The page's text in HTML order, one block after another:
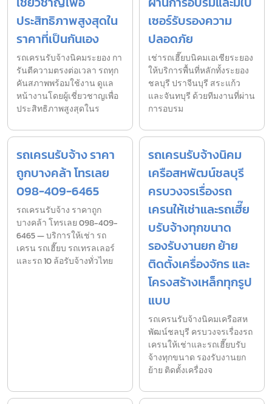
ประสิทธิภาพสูงสุดใน
ราคาที่เป็นกันเอง
รถเครนรับจ้างนิคมระยอง กา
รันตีความตรงต่อเวลา รถทุก
คันสภาพพร้อมใช้งาน ดูแล
หน้างานโดยผู้เชี่ยวชาญเพื่อ
ประสิทธิภาพสูงสุดในร
เซอร์รับรองความ
ปลอดภัย
เช่ารถเฮี๊ยบนิคมเอเชียระยอง
ให้บริการพื้นที่หลักทั้งระยอง
ชลบุรี ปราจีนบุรี สระแก้ว
และจันทบุรี ด้วยทีมงานที่ผ่าน
การอบรม
รถเครนรับจ้าง ราคา
ถูกบางคล้า โทรเลย
098-409-6465
รถเครนรับจ้าง ราคาถูก
บางคล้า โทรเลย 098-409-
6465 — บริการให้เช่า รถ
เครน รถเฮี๊ยบ รถเทรลเลอร์
และรถ 10 ล้อรับจ้างทั่วไทย
รถเครนรับจ้างนิคม
เครือสหพัฒน์ชลบุรี
ครบวงจรเรื่องรถ
เครนให้เช่าและรถเฮี๊ย
บรับจ้างทุกขนาด
รองรับงานยก ย้าย
ติดตั้งเครื่องจักร และ
โครงสร้างเหล็กทุกรูป
แบบ
รถเครนรับจ้างนิคมเครือสห
พัฒน์ชลบุรี ครบวงจรเรื่องรถ
เครนให้เช่าและรถเฮี๊ยบรับ
จ้างทุกขนาด รองรับงานยก
ย้าย ติดตั้งเครื่องจ